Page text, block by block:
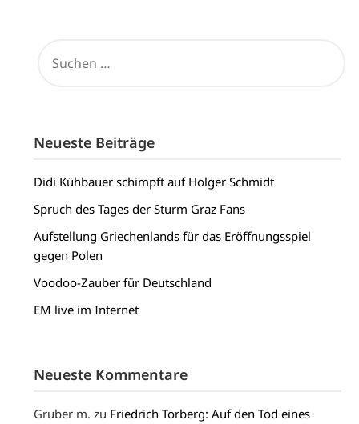
NACH:
Neueste Beiträge
Didi Kühbauer schimpft auf Holger Schmidt
Spruch des Tages der Sturm Graz Fans
Aufstellung Griechenlands für das Eröffnungsspiel
gegen Polen
Voodoo-Zauber für Deutschland
EM live im Internet
Neueste Kommentare
Gruber m. zu Friedrich Torberg: Auf den Tod eines